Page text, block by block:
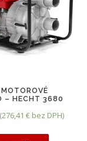
– HECHT 3680
(276,41€ bez DPH)